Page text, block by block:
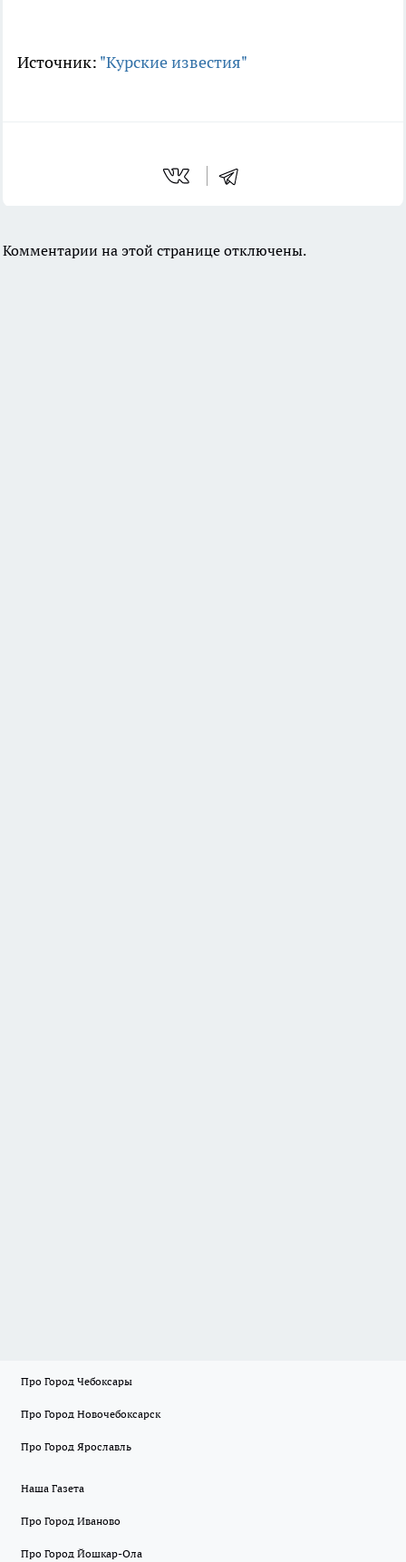
Источник: "Курские известия"
Комментарии на этой странице отключены.
Про Город Чебоксары
Про Город Новочебоксарск
Про Город Ярославль
Наша Газета
Про Город Иваново
Про Город Йошкар-Ола